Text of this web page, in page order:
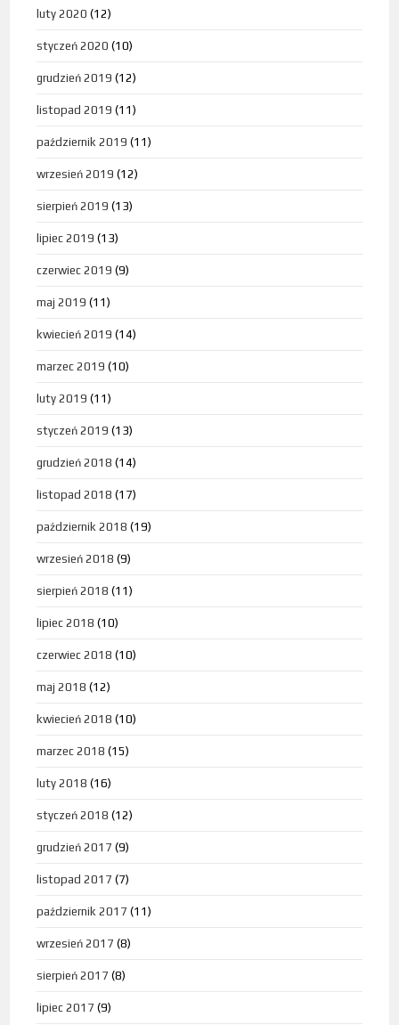
luty 2020 (12)
styczeń 2020 (10)
grudzień 2019 (12)
listopad 2019 (11)
październik 2019 (11)
wrzesień 2019 (12)
sierpień 2019 (13)
lipiec 2019 (13)
czerwiec 2019 (9)
maj 2019 (11)
kwiecień 2019 (14)
marzec 2019 (10)
luty 2019 (11)
styczeń 2019 (13)
grudzień 2018 (14)
listopad 2018 (17)
październik 2018 (19)
wrzesień 2018 (9)
sierpień 2018 (11)
lipiec 2018 (10)
czerwiec 2018 (10)
maj 2018 (12)
kwiecień 2018 (10)
marzec 2018 (15)
luty 2018 (16)
styczeń 2018 (12)
grudzień 2017 (9)
listopad 2017 (7)
październik 2017 (11)
wrzesień 2017 (8)
sierpień 2017 (8)
lipiec 2017 (9)